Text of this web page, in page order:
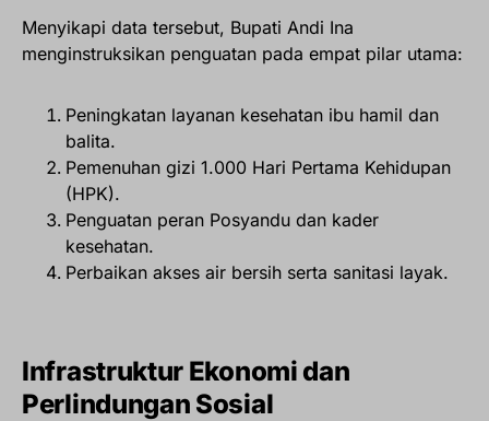
Menyikapi data tersebut, Bupati Andi Ina
menginstruksikan penguatan pada empat pilar utama:
Peningkatan layanan kesehatan ibu hamil dan
balita.
Pemenuhan gizi 1.000 Hari Pertama Kehidupan
(HPK).
Penguatan peran Posyandu dan kader
kesehatan.
Perbaikan akses air bersih serta sanitasi layak.
Infrastruktur Ekonomi dan
Perlindungan Sosial